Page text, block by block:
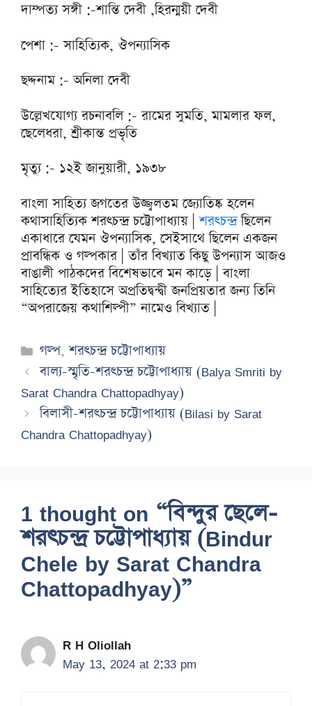
দাম্পত্য সঙ্গী :-শান্তি দেবী ,হিরন্ময়ী দেবী
পেশা :- সাহিত্যিক, ঔপন্যাসিক
ছদ্দনাম :- অনিলা দেবী
উল্লেখযোগ্য রচনাবলি :- রামের সুমতি, মামলার ফল,
ছেলেধরা, শ্রীকান্ত প্রভৃতি
মৃত্যু :- ১২ই জানুয়ারী, ১৯৩৮
বাংলা সাহিত্য জগতের উজ্জ্বলতম জ্যোতিষ্ক হলেন
কথাসাহিত্যিক শরৎচন্দ্র চট্টোপাধ্যায় |শরৎচন্দ্রছিলেন
একাধারে যেমন ঔপন্যাসিক, সেইসাথে ছিলেন একজন
প্রাবন্ধিক ও গল্পকার | তাঁর বিখ্যাত কিছু উপন্যাস আজও
বাঙালী পাঠকদের বিশেষভাবে মন কাড়ে | বাংলা
সাহিত্যের ইতিহাসে অপ্রতিদ্বন্দ্বী জনপ্রিয়তার জন্য তিনি
“অপরাজেয় কথাশিল্পী” নামেও বিখ্যাত |
Categories
গল্প,শরৎচন্দ্র চট্টোপাধ্যায়
বাল্য-স্মৃতি-শরৎচন্দ্র চট্টোপাধ্যায় (Balya Smriti by
Sarat Chandra Chattopadhyay)
বিলাসী-শরৎচন্দ্র চট্টোপাধ্যায় (Bilasi by Sarat
Chandra Chattopadhyay)
1 thought on “বিন্দুর ছেলে-
শরৎচন্দ্র চট্টোপাধ্যায় (Bindur
Chele by Sarat Chandra
Chattopadhyay)”
R H Oliollah
May 13, 2024 at 2:33 pm